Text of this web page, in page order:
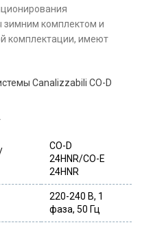
зимним комплектом и
комплектации, имеют
Canalizzabili CO-D
CO-D
24HNR/CO-E
24HNR
220-240 В, 1
фаза, 50 Гц